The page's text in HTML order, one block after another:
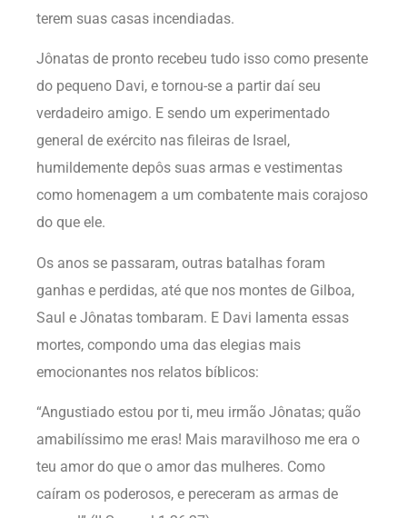
terem suas casas incendiadas.
Jônatas de pronto recebeu tudo isso como presente
do pequeno Davi, e tornou-se a partir daí seu
verdadeiro amigo. E sendo um experimentado
general de exército nas fileiras de Israel,
humildemente depôs suas armas e vestimentas
como homenagem a um combatente mais corajoso
do que ele.
Os anos se passaram, outras batalhas foram
ganhas e perdidas, até que nos montes de Gilboa,
Saul e Jônatas tombaram. E Davi lamenta essas
mortes, compondo uma das elegias mais
emocionantes nos relatos bíblicos:
“Angustiado estou por ti, meu irmão Jônatas; quão
amabilíssimo me eras! Mais maravilhoso me era o
teu amor do que o amor das mulheres. Como
caíram os poderosos, e pereceram as armas de